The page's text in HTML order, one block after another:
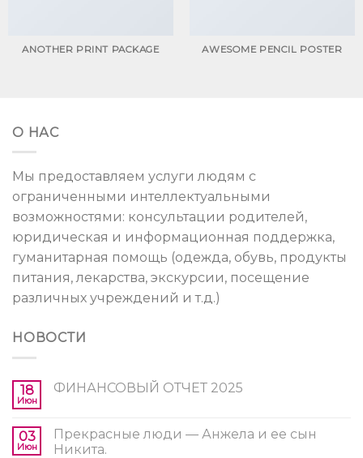
ANOTHER PRINT PACKAGE AWESOME PENCIL POSTER
О НАС
Мы предоставляем услуги людям с
ограниченными интеллектуальными
возможностями: консультации родителей,
юридическая и информационная поддержка,
гуманитарная помощь (одежда, обувь, продукты
питания, лекарства, экскурсии, посещение
различных учреждений и т.д.)
НОВОСТИ
18
Июн
ФИНАНСОВЫЙ ОТЧЕТ 2025
03
Июн
Прекрасные люди — Анжела и ее сын
Никита.